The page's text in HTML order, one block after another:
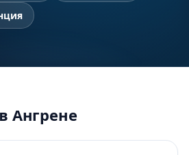
Ангрене